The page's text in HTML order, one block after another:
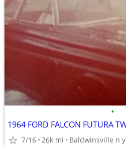
•
7/16 26k mi Baldwinsville n y